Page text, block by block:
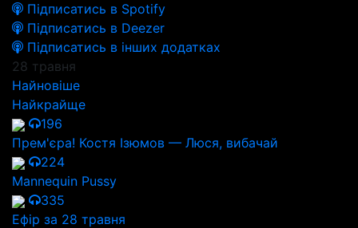
Підписатись в Spotify
Підписатись в Deezer
Підписатись в інших додатках
28 травня
Найновіше
Найкрайще
196
Прем'єра! Костя Ізюмов — Люся, вибачай
224
Mannequin Pussy
335
Ефір за 28 травня